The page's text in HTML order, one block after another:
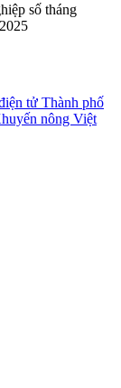
số tháng
tử Thành phố
nông Việt